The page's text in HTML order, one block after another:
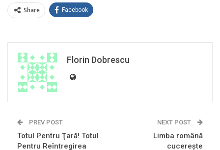
Share Facebook
Florin Dobrescu
PREV POST
Totul Pentru Ţară! Totul
Pentru Reîntregirea
NEXT POST
Limba română
cucerește